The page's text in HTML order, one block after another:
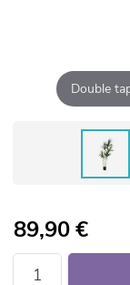
Double
89,90€